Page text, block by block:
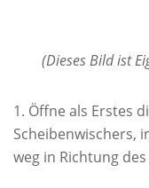
(Dieses Bild ist
Öffne als Erstes
Scheibenwischers,
weg in Richtung